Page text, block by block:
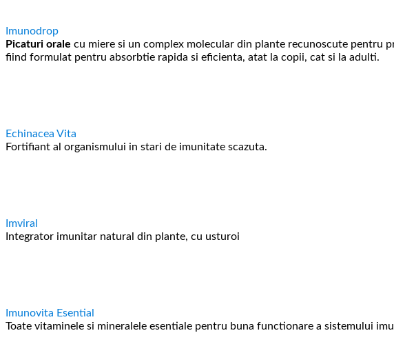
Imunodrop
Picaturi orale cu miere si un complex molecular din plante recunoscute
fiind formulat pentru absorbtie rapida si eficienta, atat la copii, cat si la adulti.
Echinacea Vita
Fortifiant al organismului in stari de imunitate scazuta.
Imviral
Integrator imunitar natural din plante, cu usturoi
Imunovita Esential
Toate vitaminele si mineralele esentiale pentru buna functionare a sistemului